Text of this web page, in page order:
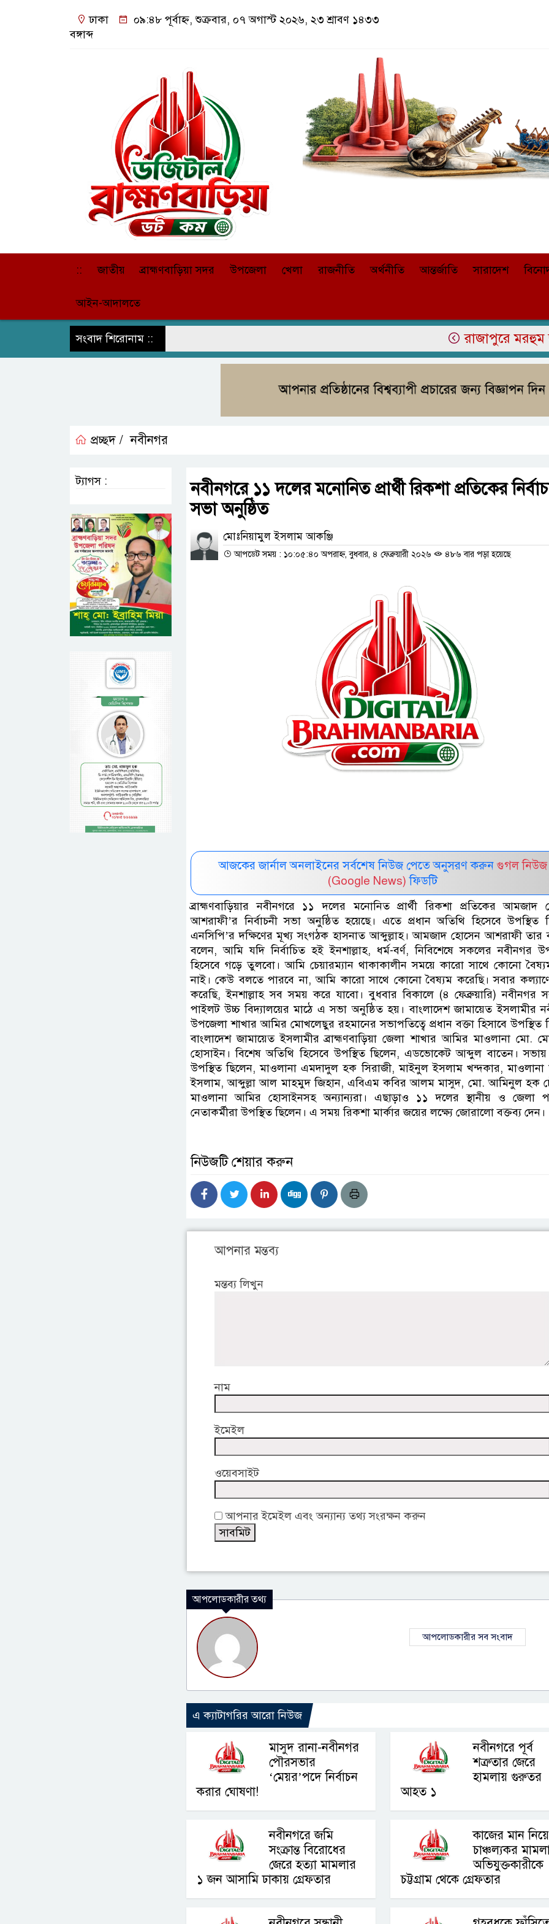
ঢাকা
০৯:৪৮ পূর্বাহ্ন, শুক্রবার, ০৭ অগাস্ট ২০২৬, ২৩ শ্রাবণ ১৪৩৩
বঙ্গাব্দ
:: জাতীয় ব্রাহ্মণবাড়িয়া সদর উপজেলা খেলা রাজনীতি অর্থনীতি আন্তর্জাতি সারাদেশ
আইন-আদালতে
সংবাদ শিরোনাম :: রাজাপুরে মরহুম
প্রচ্ছদ / নবীনগর
নবীনগরে ১১ দলের মনোনিত প্রার্থী রিকশা প্রতিকের
সভা অনুষ্ঠিত
মোঃনিয়ামুল ইসলাম আকঞ্জি
আপডেট সময় : ১০:০৫:৪০ অপরাহ্ন, বুধবার, ৪ ফেব্রুয়ারী ২০২৬ ৪৮৬ বার পড়া হয়েছে
আজকের জার্নাল অনলাইনের সর্বশেষ নিউজ পেতে অনুসরণ করুন গুগল নিউজ
(Google News) ফিডটি
ব্রাহ্মণবাড়িয়ার নবীনগরে ১১ দলের মনোনিত প্রার্থী রিকশা প্রতিকের আমজাদ
আশরাফী’র নির্বাচনী সভা অনুষ্ঠিত হয়েছে। এতে প্রধান অতিথি হিসেবে উপস্থিত
এনসিপি’র দক্ষিণের মূখ্য সংগঠক হাসনাত আব্দুল্লাহ। আমজাদ হোসেন আশরাফী তার
বলেন, আমি যদি নির্বাচিত হই ইনশাল্লাহ, ধর্ম-বর্ণ, নিবিশেষে সকলের নবীনগর
হিসেবে গড়ে তুলবো। আমি চেয়ারম্যান থাকাকালীন সময়ে কারো সাথে কোনো
নাই। কেউ বলতে পারবে না, আমি কারো সাথে কোনো বৈষ্যম করেছি। সবার
করেছি, ইনশাল্লাহ সব সময় করে যাবো। বুধবার বিকালে (৪ ফেব্রুয়ারি) নবীনগর
পাইলট উচ্চ বিদ্যালয়ের মাঠে এ সভা অনুষ্ঠিত হয়। বাংলাদেশ জামায়েত ইসলামীর
উপজেলা শাখার আমির মোখলেছুর রহমানের সভাপতিত্বে প্রধান বক্তা হিসাবে উপস্থিত
বাংলাদেশ জামায়েত ইসলামীর ব্রাহ্মণবাড়িয়া জেলা শাখার আমির মাওলানা মো.
হোসাইন। বিশেষ অতিথি হিসেবে উপস্থিত ছিলেন, এডভোকেট আব্দুল বাতেন।
উপস্থিত ছিলেন, মাওলানা এমদাদুল হক সিরাজী, মাইনুল ইসলাম খন্দকার,
ইসলাম, আব্দুল্লা আল মাহমুদ জিহান, এবিএম কবির আলম মাসুদ, মো. আমিনুল হক
মাওলানা আমির হোসাইনসহ অন্যান্যরা। এছাড়াও ১১ দলের স্থানীয় ও জেলা
নেতাকর্মীরা উপস্থিত ছিলেন। এ সময় রিকশা মার্কার জয়ের লক্ষ্যে জোরালো বক্তব্য দেন।
নিউজটি শেয়ার করুন
আপনার মন্তব্য
মন্তব্য লিখুন
নাম
ইমেইল
ওয়েবসাইট
আপনার ইমেইল এবং অন্যান্য তথ্য সংরক্ষন করুন
আপলোডকারীর তথ্য
আপলোডকারীর সব সংবাদ
এ ক্যাটাগরির আরো নিউজ
মাসুদ রানা-নবীনগর
পৌরসভার
‘মেয়র’পদে নির্বাচন
করার ঘোষণা!
নবীনগরে পূর্ব
শত্রুতার জেরে
হামলায় গুরুতর
আহত ১
নবীনগরে জমি
সংক্রান্ত বিরোধের
জেরে হত্যা মামলার
১ জন আসামি ঢাকায় গ্রেফতার
কাজের মান নিয়ে
চাঞ্চল্যকর
অভিযুক্তকারীকে
চট্টগ্রাম থেকে গ্রেফতার
ট্যাগস :